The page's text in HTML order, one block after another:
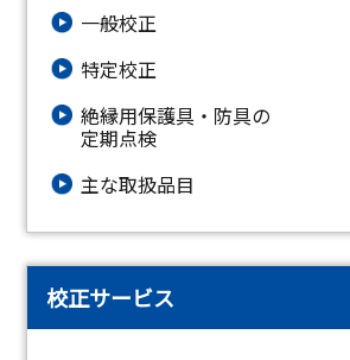
一般校正
特定校正
絶縁⽤保護具・防具の
定期点検
主な取扱品目
校正サービス